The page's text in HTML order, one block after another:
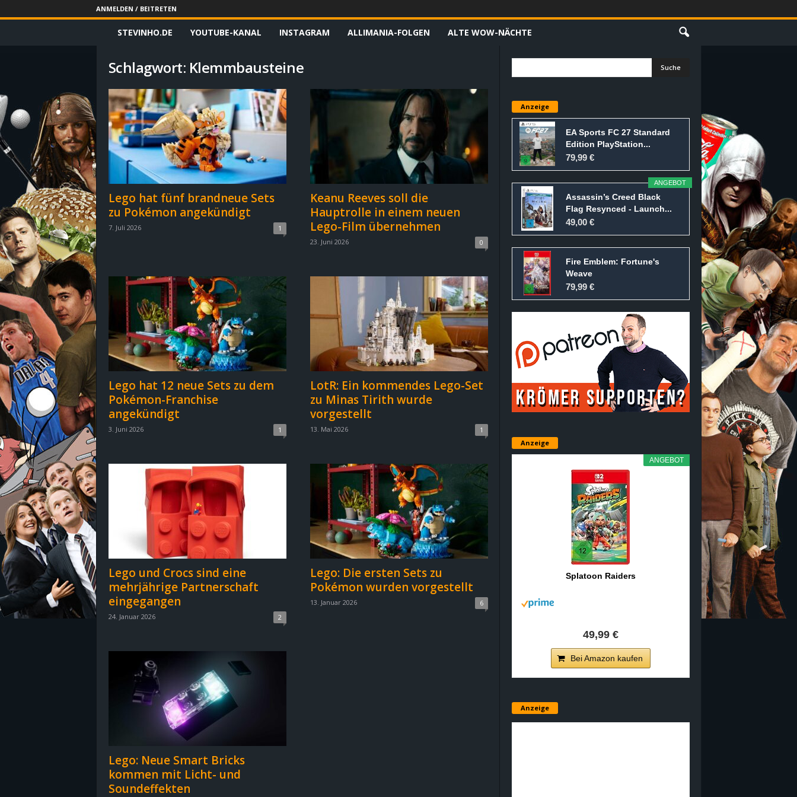
ANMELDEN / BEITRETEN
v
i
o
E
i
n
e
i
e
r
STEVINHO.DE YOUTUBE-KANAL INSTAGRAM ALLIMANIA-FOLGEN ALTE WOW-NÄCHTE
Schlagwort: Klemmbausteine
Lego hat fünf brandneue Sets
zu Pokémon angekündigt
7. Juli 2026 1
Keanu Reeves soll die
Hauptrolle in einem neuen
Lego-Film übernehmen
23. Juni 2026 0
Lego hat 12 neue Sets zu dem
Pokémon-Franchise
angekündigt
3. Juni 2026 1
LotR: Ein kommendes Lego-Set
zu Minas Tirith wurde
vorgestellt
13. Mai 2026 1
Lego und Crocs sind eine
mehrjährige Partnerschaft
eingegangen
24. Januar 2026 2
Lego: Die ersten Sets zu
Pokémon wurden vorgestellt
13. Januar 2026 6
Lego: Neue Smart Bricks
kommen mit Licht- und
Soundeffekten
Anzeige
EA Sports FC 27 Standard
Edition PlayStation...
79,99 €
ANGEBOT
Assassin’s Creed Black
Flag Resynced - Launch...
49,00 €
Fire Emblem: Fortune's
Weave
79,99 €
Anzeige
ANGEBOT
Splatoon Raiders
49,99 €
Bei Amazon kaufen
Anzeige